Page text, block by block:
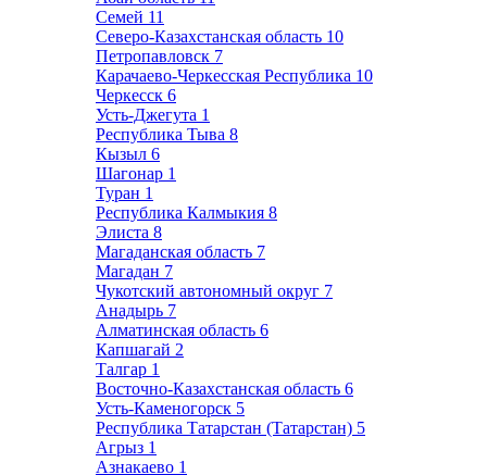
Семей 11
Северо-Казахстанская область 10
Петропавловск 7
Карачаево-Черкесская Республика 10
Черкесск 6
Усть-Джегута 1
Республика Тыва 8
Кызыл 6
Шагонар 1
Туран 1
Республика Калмыкия 8
Элиста 8
Магаданская область 7
Магадан 7
Чукотский автономный округ 7
Анадырь 7
Алматинская область 6
Капшагай 2
Талгар 1
Восточно-Казахстанская область 6
Усть-Каменогорск 5
Республика Татарстан (Татарстан) 5
Агрыз 1
Азнакаево 1